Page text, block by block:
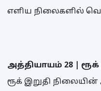
எளிய நிலைகளில்
அத்தியாயம் 28 |
ரூக் இறுதி